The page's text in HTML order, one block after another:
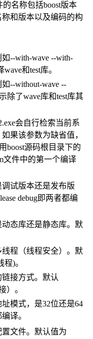
的名称包括boost版本
和版本以及编码的构
--with-wave --with-
和test库。
--without-wave --
除了wave库和test库其
会自行检索当前系
果该参数为缺省值，
boost源码根目录下的
文件中的第一个编译
试版本还是发布版
debug即两者都编
态库还是静态库。默
程（线程安全）。默
)。
接方式。默认
）。
模式，是32位还是64
译。
文件。默认值为